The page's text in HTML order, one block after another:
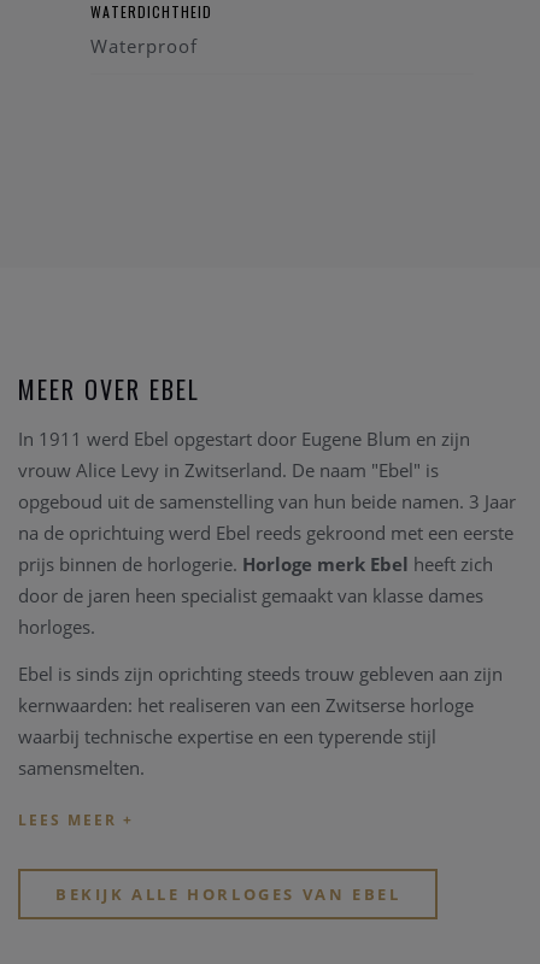
WATERDICHTHEID
Waterproof
MEER OVER EBEL
In 1911 werd Ebel opgestart door Eugene Blum en zijn
vrouw Alice Levy in Zwitserland. De naam "Ebel" is
opgeboud uit de samenstelling van hun beide namen. 3 Jaar
na de oprichtuing werd Ebel reeds gekroond met een eerste
prijs binnen de horlogerie. Horloge merk Ebel heeft zich
door de jaren heen specialist gemaakt van klasse dames
horloges.
Ebel is sinds zijn oprichting steeds trouw gebleven aan zijn
kernwaarden: het realiseren van een Zwitserse horloge
waarbij technische expertise en een typerende stijl
samensmelten.
Ebel is befaamd door de iconische golf tekening, die in de
Dit zijn de collecties:
BEKIJK ALLE HORLOGES VAN EBEL